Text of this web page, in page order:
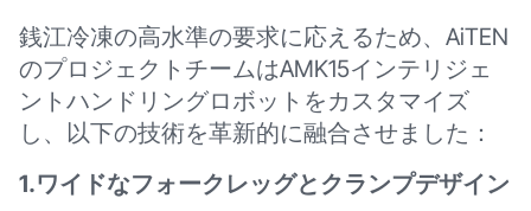
銭江冷凍の高水準の要求に応えるため、AiTEN
のプロジェクトチームはAMK15インテリジェ
ントハンドリングロボットをカスタマイズ
し、以下の技術を革新的に融合させました：
1.ワイドなフォークレッグとクランプデザイン